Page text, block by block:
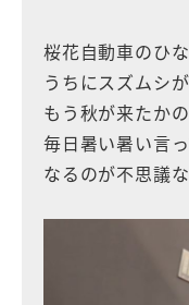
桜花自動車のひ
うちにスズムシ
もう秋が来たかの
毎日暑い暑い言
なるのが不思議